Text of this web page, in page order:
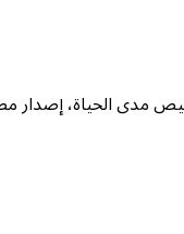
مدى الحياة، إصدار